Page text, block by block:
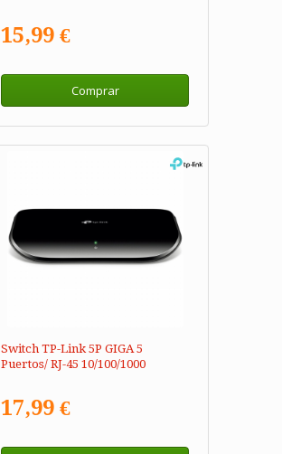
15,99 €
Comprar
Switch TP-Link 5P GIGA 5
Puertos/ RJ-45 10/100/1000
17,99 €